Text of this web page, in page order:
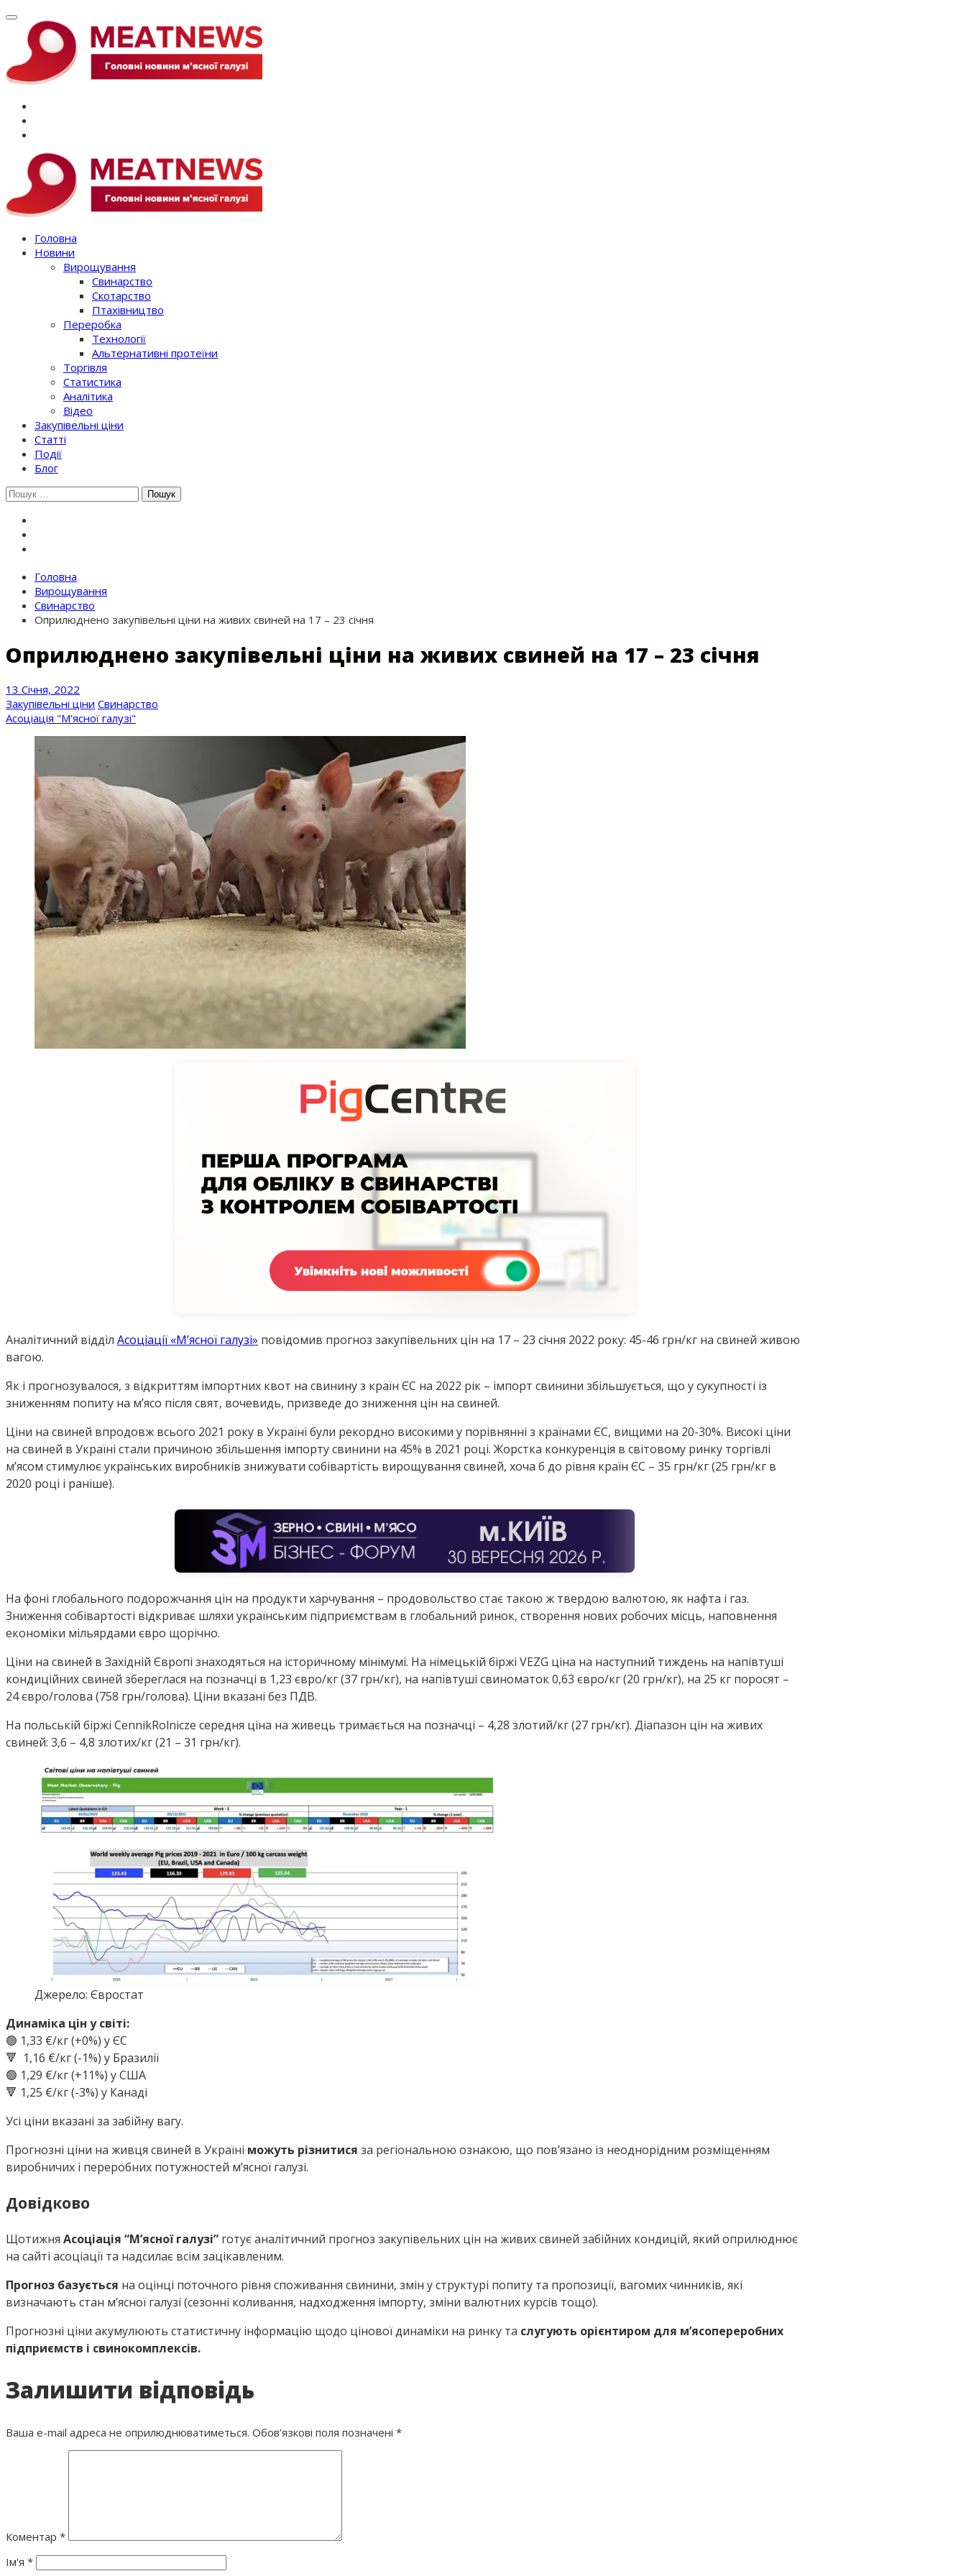
Перейти
вмісту
Головна
Новини
Вирощування
Свинарство
Скотарство
Птахівництво
Переробка
Технології
Альтернативні протеїни
Торгівля
Статистика
Аналітика
Відео
Закупівельні ціни
Статті
Події
Блог
Шукати:
Головна
Вирощування
Свинарство
Оприлюднено закупівельні ціни на живих свиней на 17 – 23 січня
Оприлюднено закупівельні ціни на живих свиней на 17 – 23 січня
13 Січня, 2022
Закупівельні ціни Свинарство
Асоціація "М'ясної галузі"
Аналітичний відділ Асоціації «М’ясної галузі» повідомив прогноз закупівельних цін на 17 – 23 січня 2022 року: 45-46 грн/кг на свиней живою
вагою.
Як і прогнозувалося, з відкриттям імпортних квот на свинину з країн ЄС на 2022 рік – імпорт свинини збільшується, що у сукупності із
зниженням попиту на мʼясо після свят, вочевидь, призведе до зниження цін на свиней.
Ціни на свиней впродовж всього 2021 року в Україні були рекордно високими у порівнянні з країнами ЄС, вищими на 20-30%. Високі ціни
на свиней в Україні стали причиною збільшення імпорту свинини на 45% в 2021 році. Жорстка конкуренція в світовому ринку торгівлі
мʼясом стимулює українських виробників знижувати собівартість вирощування свиней, хоча б до рівня країн ЄС – 35 грн/кг (25 грн/кг в
2020 році і раніше).
На фоні глобального подорожчання цін на продукти харчування – продовольство стає такою ж твердою валютою, як нафта і газ.
Зниження собівартості відкриває шляхи українським підприємствам в глобальний ринок, створення нових робочих місць, наповнення
економіки мільярдами євро щорічно.
Ціни на свиней в Західній Європі знаходяться на історичному мінімумі. На німецькій біржі VEZG ціна на наступний тиждень на напівтуші
кондиційних свиней збереглася на позначці в 1,23 євро/кг (37 грн/кг), на напівтуші свиноматок 0,63 євро/кг (20 грн/кг), на 25 кг поросят –
24 євро/голова (758 грн/голова). Ціни вказані без ПДВ.
На польській біржі CennikRolnicze середня ціна на живець тримається на позначці – 4,28 злотий/кг (27 грн/кг). Діапазон цін на живих
свиней: 3,6 – 4,8 злотих/кг (21 – 31 грн/кг).
Джерело: Євростат
Динаміка цін у світі:
🟢 1,33 €/кг (+0%) у ЄС
🔻 1,16 €/кг (-1%) у Бразилії
🟢 1,29 €/кг (+11%) у США
🔻 1,25 €/кг (-3%) у Канаді
Усі ціни вказані за забійну вагу.
Прогнозні ціни на живця свиней в Україні можуть різнитися за регіональною ознакою, що пов’язано із неоднорідним розміщенням
виробничих і переробних потужностей м’ясної галузі.
Довідково
Щотижня Асоціація “М’ясної галузі” готує аналітичний прогноз закупівельних цін на живих свиней забійних кондицій, який оприлюднює
на сайті асоціації та надсилає всім зацікавленим.
Прогноз базується на оцінці поточного рівня споживання свинини, змін у структурі попиту та пропозиції, вагомих чинників, які
визначають стан м’ясної галузі (сезонні коливання, надходження імпорту, зміни валютних курсів тощо).
Прогнозні ціни акумулюють статистичну інформацію щодо цінової динаміки на ринку та слугують орієнтиром для м’ясопереробних
підприємств і свинокомплексів.
Залишити відповідь
Ваша e-mail адреса не оприлюднюватиметься. Обов’язкові поля позначені *
Коментар *
Ім'я *